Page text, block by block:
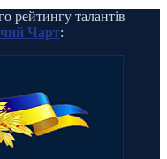
рейтингу талантів
Чарт: